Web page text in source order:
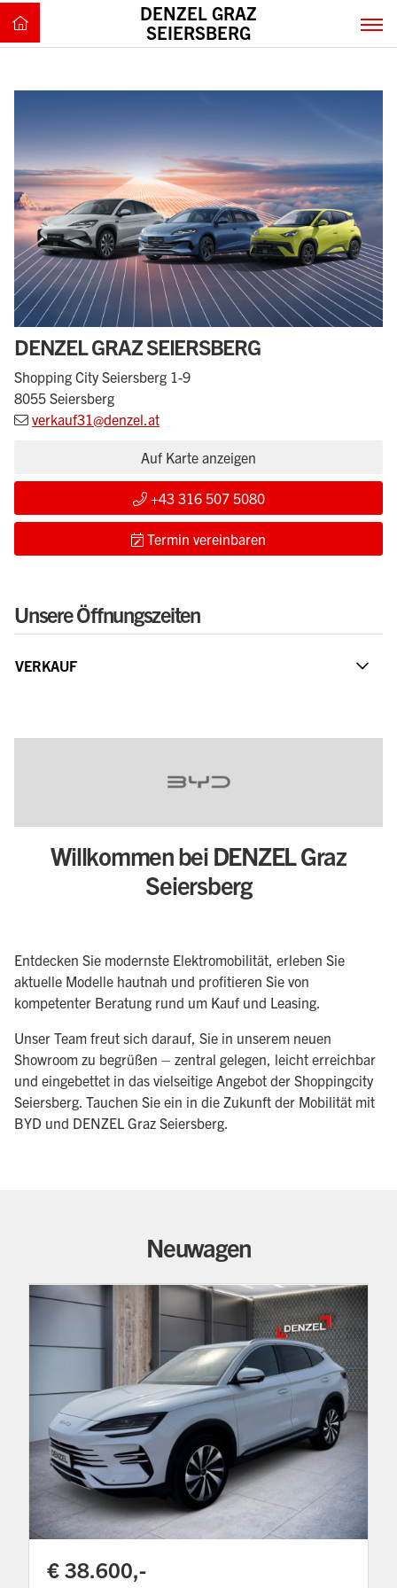
DENZEL GRAZ
SEIERSBERG
DENZEL GRAZ SEIERSBERG
Shopping City Seiersberg 1-9
8055 Seiersberg
verkauf31@denzel.at
Auf Karte anzeigen
+43 316 507 5080
Termin vereinbaren
Unsere Öffnungszeiten
VERKAUF
Willkommen bei DENZEL Graz
Seiersberg
Entdecken Sie modernste Elektromobilität, erleben Sie
aktuelle Modelle hautnah und profitieren Sie von
kompetenter Beratung rund um Kauf und Leasing.
Unser Team freut sich darauf, Sie in unserem neuen
Showroom zu begrüßen – zentral gelegen, leicht erreichbar
und eingebettet in das vielseitige Angebot der Shoppingcity
Seiersberg. Tauchen Sie ein in die Zukunft der Mobilität mit
BYD und DENZEL Graz Seiersberg.
Neuwagen
€ 38.600,-